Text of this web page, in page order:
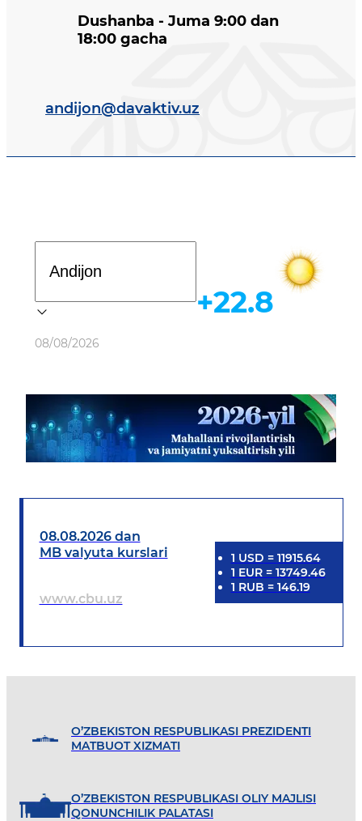
Dushanba - Juma 9:00 dan
18:00 gacha
andijon@davaktiv.uz
Ob-havo
08/08/2026
+22.8
08.08.2026 dan
MB valyuta kurslari
www.cbu.uz
1 USD = 11915.64
1 EUR= 13749.46
1 RUB = 146.19
O’ZBEKISTON RESPUBLIKASI PREZIDENTI
MATBUOT XIZMATI
O’ZBEKISTON RESPUBLIKASI OLIY MAJLISI
QONUNCHILIK PALATASI